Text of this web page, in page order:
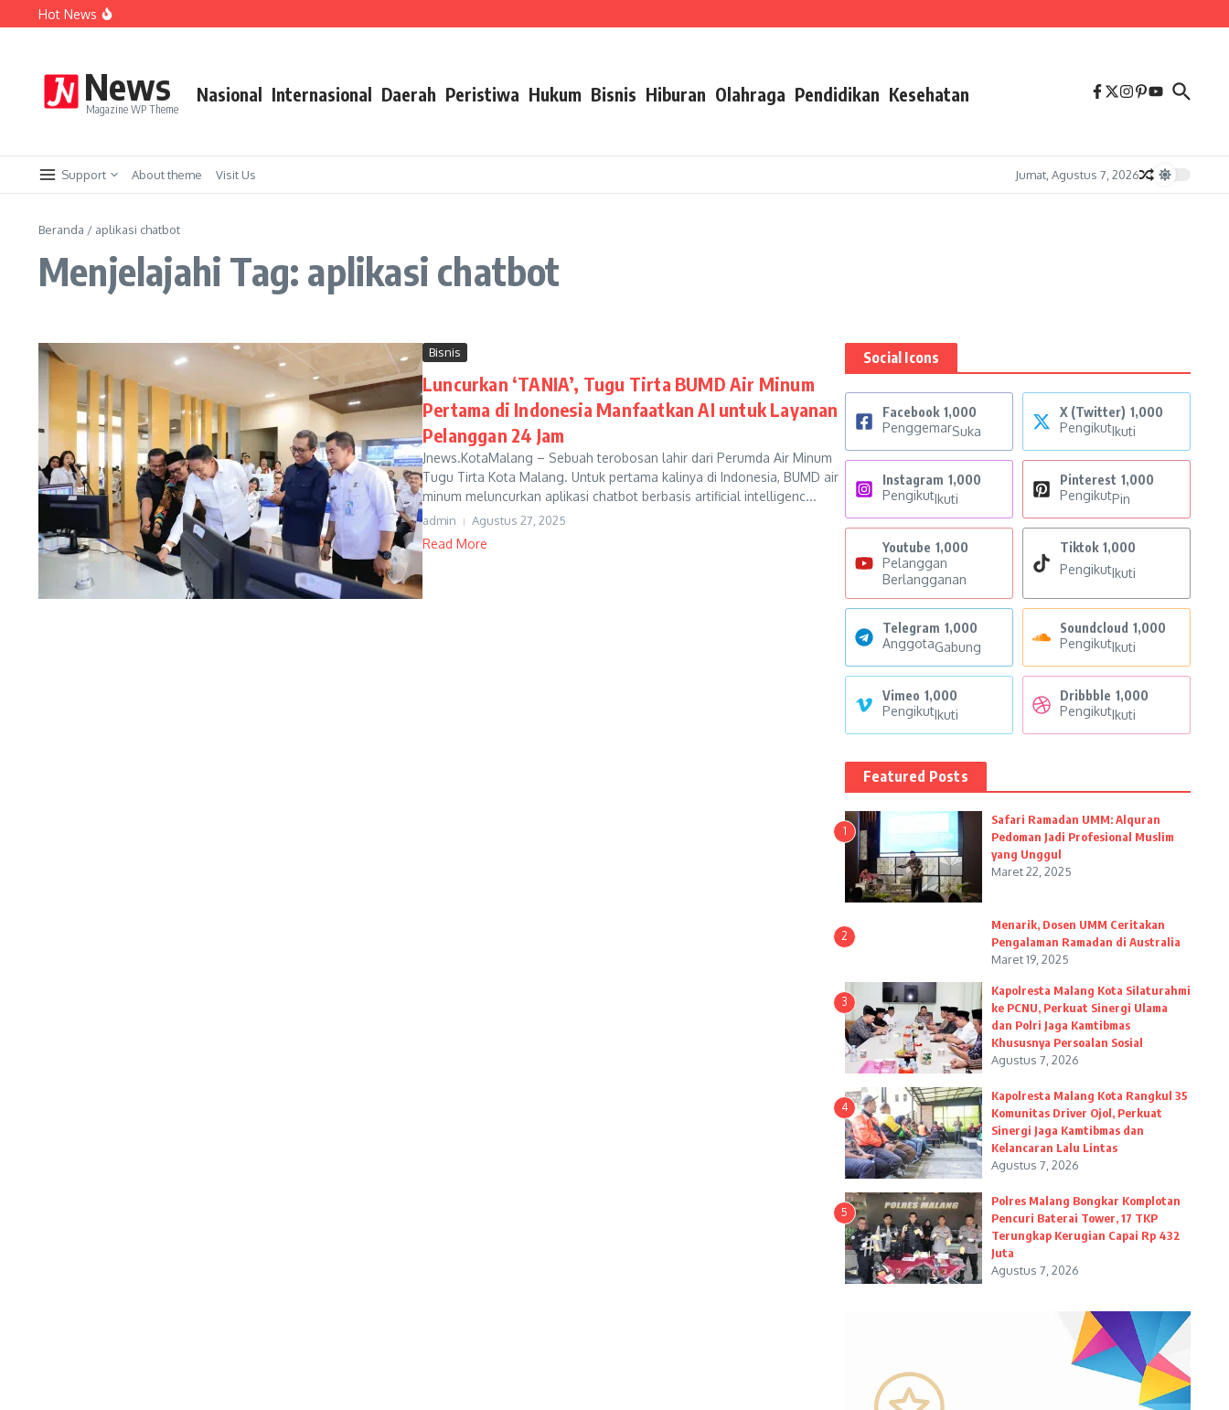
Lewati ke konten
Hot News
Perkuat Sistem Merit, Wali Kota Wahyu Tegaskan Pengembangan Karier ASN Berbasis Manajemen Talenta
News
Magazine WP Theme
Nasional Internasional Daerah Peristiwa Hukum Bisnis Hiburan Olahraga Pendidikan Kesehatan
Support About theme Visit Us Jumat, Agustus 7, 2026
Beranda / aplikasi chatbot
Menjelajahi Tag: aplikasi chatbot
Bisnis
Luncurkan ‘TANIA’, Tugu Tirta BUMD Air Minum
Pertama di Indonesia Manfaatkan AI untuk Layanan
Pelanggan 24 Jam
Jnews.KotaMalang – Sebuah terobosan lahir dari Perumda Air Minum
Tugu Tirta Kota Malang. Untuk pertama kalinya di Indonesia, BUMD air
minum meluncurkan aplikasi chatbot berbasis artificial intelligenc...
admin Agustus 27, 2025
Read More
Social Icons
Facebook 1,000
PenggemarSuka
X (Twitter) 1,000
PengikutIkuti
Instagram 1,000
PengikutIkuti
Pinterest 1,000
PengikutPin
Youtube 1,000
Pelanggan
Berlangganan
Tiktok 1,000
PengikutIkuti
Telegram 1,000
AnggotaGabung
Soundcloud 1,000
PengikutIkuti
Vimeo 1,000
PengikutIkuti
Dribbble 1,000
PengikutIkuti
Featured Posts
1
Safari Ramadan UMM: Alquran
Pedoman Jadi Profesional Muslim
yang Unggul
Maret 22, 2025
2
Menarik, Dosen UMM Ceritakan
Pengalaman Ramadan di Australia
Maret 19, 2025
3
Kapolresta Malang Kota Silaturahmi
ke PCNU, Perkuat Sinergi Ulama
dan Polri Jaga Kamtibmas
Khususnya Persoalan Sosial
Agustus 7, 2026
4
Kapolresta Malang Kota Rangkul 35
Komunitas Driver Ojol, Perkuat
Sinergi Jaga Kamtibmas dan
Kelancaran Lalu Lintas
Agustus 7, 2026
5
Polres Malang Bongkar Komplotan
Pencuri Baterai Tower, 17 TKP
Terungkap Kerugian Capai Rp 432
Juta
Agustus 7, 2026